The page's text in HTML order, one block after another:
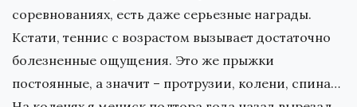
соревнованиях, есть даже серьезные награды.
Кстати, теннис с возрастом вызывает достаточно
болезненные ощущения. Это же прыжки
постоянные, а значит – протрузии, колени, спина…